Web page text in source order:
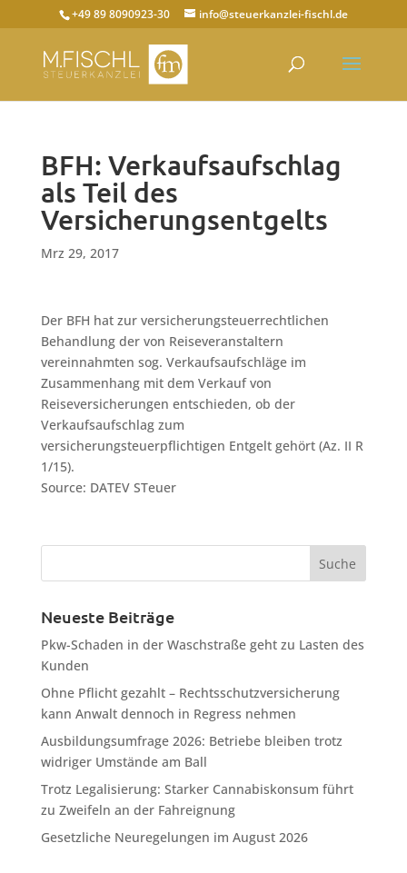
+49 89 8090923-30 info@steuerkanzlei-fischl.de
BFH: Verkaufsaufschlag
als Teil des
Versicherungsentgelts
Mrz 29, 2017
Der BFH hat zur versicherungsteuerrechtlichen
Behandlung der von Reiseveranstaltern
vereinnahmten sog. Verkaufsaufschläge im
Zusammenhang mit dem Verkauf von
Reiseversicherungen entschieden, ob der
Verkaufsaufschlag zum
versicherungsteuerpflichtigen Entgelt gehört (Az. II R
1/15).
Source: DATEV STeuer
Neueste Beiträge
Pkw-Schaden in der Waschstraße geht zu Lasten des
Kunden
Ohne Pflicht gezahlt – Rechtsschutzversicherung
kann Anwalt dennoch in Regress nehmen
Ausbildungsumfrage 2026: Betriebe bleiben trotz
widriger Umstände am Ball
Trotz Legalisierung: Starker Cannabiskonsum führt
zu Zweifeln an der Fahreignung
Gesetzliche Neuregelungen im August 2026